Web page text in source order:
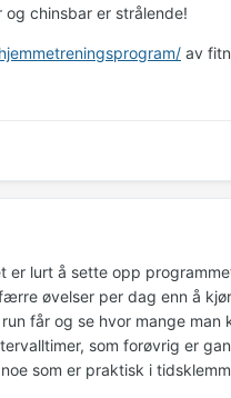
chinsbar er strålende!
av
er lurt å sette opp
øvelser per dag enn å
får og se hvor mange man
som forøvrig er
som er praktisk i